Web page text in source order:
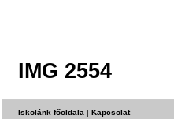
IMG 2554
Iskolánk főoldala | Kapcsolat